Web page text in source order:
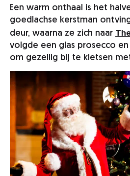
Een warm onthaal is het
goedlachse kerstman
deur, waarna ze zich naar
volgde een glas prosecco
om gezellig bij te kletsen